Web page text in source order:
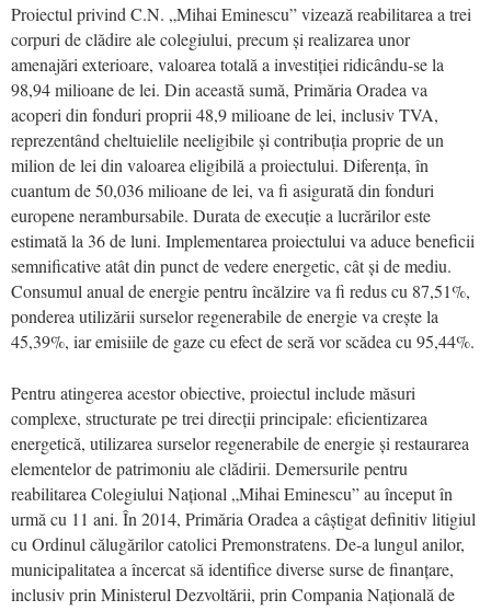
Proiectul privind C.N. „Mihai Eminescu” vizează reabilitarea a trei
corpuri de clădire ale colegiului, precum și realizarea unor
amenajări exterioare, valoarea totală a investiției ridicându-se la
98,94 milioane de lei. Din această sumă, Primăria Oradea va
acoperi din fonduri proprii 48,9 milioane de lei, inclusiv TVA,
reprezentând cheltuielile neeligibile și contribuția proprie de un
milion de lei din valoarea eligibilă a proiectului. Diferența, în
cuantum de 50,036 milioane de lei, va fi asigurată din fonduri
europene nerambursabile. Durata de execuție a lucrărilor este
estimată la 36 de luni. Implementarea proiectului va aduce beneficii
semnificative atât din punct de vedere energetic, cât și de mediu.
Consumul anual de energie pentru încălzire va fi redus cu 87,51%,
ponderea utilizării surselor regenerabile de energie va crește la
45,39%, iar emisiile de gaze cu efect de seră vor scădea cu 95,44%.
Pentru atingerea acestor obiective, proiectul include măsuri
complexe, structurate pe trei direcții principale: eficientizarea
energetică, utilizarea surselor regenerabile de energie și restaurarea
elementelor de patrimoniu ale clădirii. Demersurile pentru
reabilitarea Colegiului Național „Mihai Eminescu” au început în
urmă cu 11 ani. În 2014, Primăria Oradea a câștigat definitiv litigiul
cu Ordinul călugărilor catolici Premonstratens. De-a lungul anilor,
municipalitatea a încercat să identifice diverse surse de finanțare,
inclusiv prin Ministerul Dezvoltării, prin Compania Națională de